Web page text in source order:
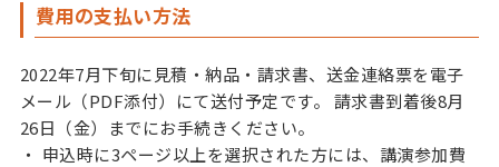
費用の支払い方法
2022年7月下旬に見積・納品・請求書、送金連絡票を電子
メール（PDF添付）にて送付予定です。 請求書到着後8月
26日（金）までにお手続きください。
申込時に3ページ以上を選択された方には、講演参加費